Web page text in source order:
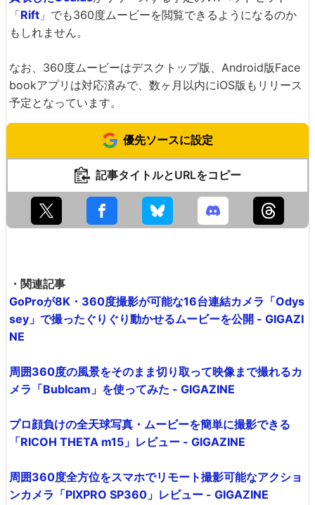
「Rift 」でも360度ムービーを閲覧できるようになるのか
もしれません。
なお、360度ムービーはデスクトップ版、Android版Face
bookアプリは対応済みで、数ヶ月以内にiOS版もリリース
予定となっています。
優先ソースに設定
記事タイトルとURLをコピー
・関連記事
GoProが8K・360度撮影が可能な16台連結カメラ「Odys
sey」で撮ったぐりぐり動かせるムービーを公開 - GIGAZI
NE
周囲360度の風景をそのまま切り取って映像まで撮れるカ
メラ「Bublcam」を使ってみた - GIGAZINE
プロ顔負けの全天球写真・ムービーを簡単に撮影できる
「RICOH THETA m15」レビュー - GIGAZINE
周囲360度全方位をスマホでリモート撮影可能なアクショ
ンカメラ「PIXPRO SP360」レビュー - GIGAZINE